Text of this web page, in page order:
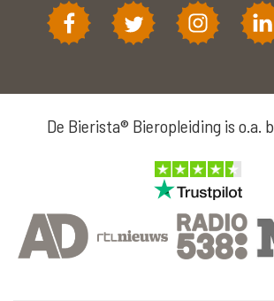
De Bierista® Bieropleiding is o.a.